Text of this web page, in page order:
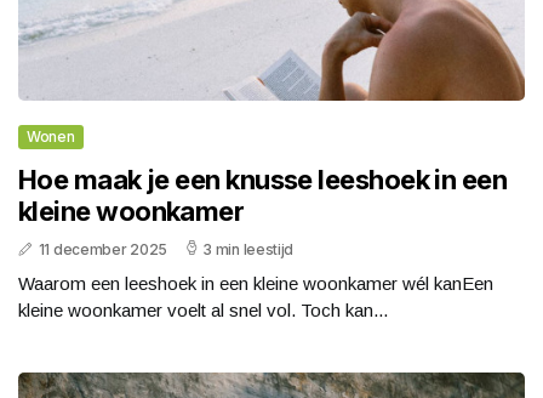
Wonen
Hoe maak je een knusse leeshoek in een
kleine woonkamer
11 december 2025 3 min leestijd
Waarom een leeshoek in een kleine woonkamer wél kanEen
kleine woonkamer voelt al snel vol. Toch kan...